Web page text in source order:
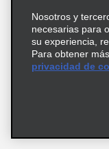
Términos
© 2026 Enterprise
Nosotros y
necesarias para
su experiencia,
Para obtener
privacidad de